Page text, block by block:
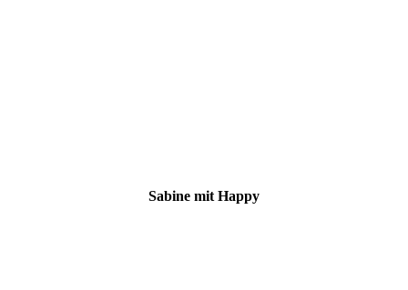
Sabine mit Happy